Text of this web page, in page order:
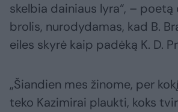
skelbia dainiaus lyra“, –
brolis, nurodydamas, kad B.
eiles skyrė kaip padėką K. D.
„Šiandien mes žinome, per
teko Kazimirai plaukti, koks